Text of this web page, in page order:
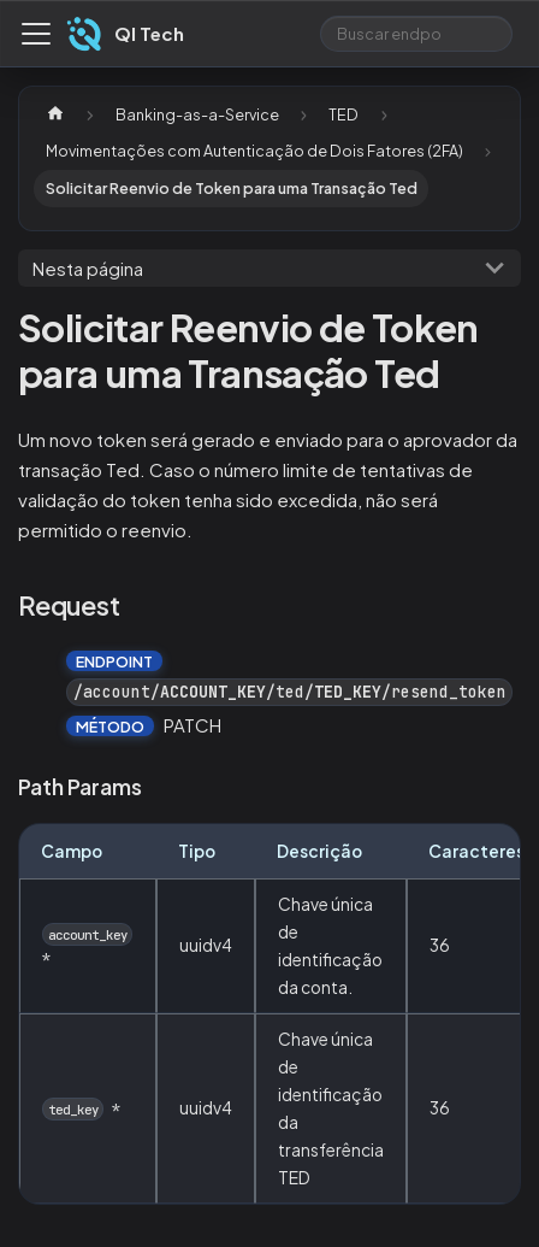
QI Tech
Banking-as-a-Service
TED
Movimentações com Autenticação de Dois Fatores (2FA)
Solicitar Reenvio de Token para uma Transação Ted
Nesta página
Solicitar Reenvio de Token
para uma Transação Ted
Um novo token será gerado e enviado para o aprovador da
transação Ted. Caso o número limite de tentativas de
validação do token tenha sido excedida, não será
permitido o reenvio.
Request
ENDPOINT
/account/ACCOUNT_KEY/ted/TED_KEY/resend_token
MÉTODO PATCH
Path Params
Campo Tipo Descrição Caracteres
account_key
*
uuidv4
Chave única
de
identificação
da conta.
36
ted_key * uuidv4
Chave única
de
identificação
da
transferência
TED
36